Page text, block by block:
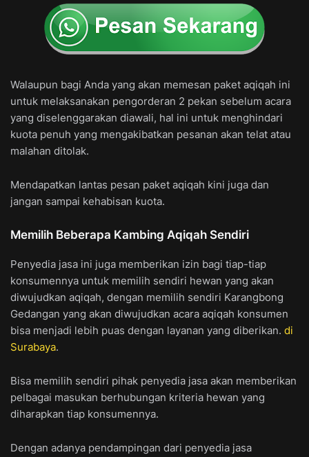
Walaupun bagi Anda yang akan memesan paket aqiqah ini
untuk melaksanakan pengorderan 2 pekan sebelum acara
yang diselenggarakan diawali, hal ini untuk menghindari
kuota penuh yang mengakibatkan pesanan akan telat atau
malahan ditolak.
Mendapatkan lantas pesan paket aqiqah kini juga dan
jangan sampai kehabisan kuota.
Memilih Beberapa Kambing Aqiqah Sendiri
Penyedia jasa ini juga memberikan izin bagi tiap-tiap
konsumennya untuk memilih sendiri hewan yang akan
diwujudkan aqiqah, dengan memilih sendiri Karangbong
Gedangan yang akan diwujudkan acara aqiqah konsumen
bisa menjadi lebih puas dengan layanan yang diberikan. di
Surabaya.
Bisa memilih sendiri pihak penyedia jasa akan memberikan
pelbagai masukan berhubungan kriteria hewan yang
diharapkan tiap konsumennya.
Dengan adanya pendampingan dari penyedia jasa